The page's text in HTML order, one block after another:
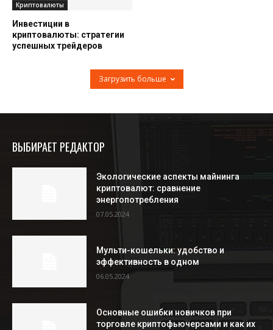
Криптовалюты
Инвестиции в
криптовалюты: стратегии
успешных трейдеров
Загрузить больше
ВЫБИРАЕТ РЕДАКТОР
Экологические аспекты майнинга
криптовалют: сравнение
энергопотребления
07.05.2024
Мульти-кошельки: удобство и
эффективность в одном
06.05.2024
Основные ошибки новичков при
торговле криптофьючерсами и как их